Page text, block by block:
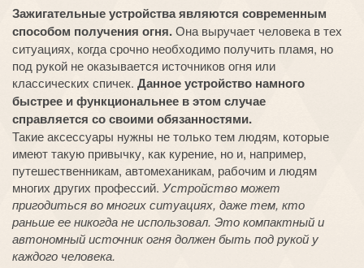
Зажигательные устройства являются современным
способом получения огня.Она выручает человека в тех
ситуациях, когда срочно необходимо получить пламя, но
под рукой не оказывается источников огня или
классических спичек. Данное устройство намного
быстрее и функциональнее в этом случае
справляется со своими обязанностями.
Такие аксессуары нужны не только тем людям, которые
имеют такую привычку, как курение, но и, например,
путешественникам, автомеханикам, рабочим и людям
многих других профессий. Устройство может
пригодиться во многих ситуациях, даже тем, кто
раньше ее никогда не использовал. Это компактный и
автономный источник огня должен быть под рукой у
каждого человека.